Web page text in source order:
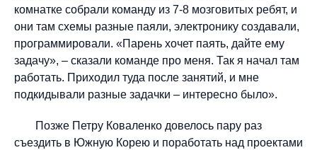
комнатке собрали команду из 7-8 мозговитых ребят, и
они там схемы разные паяли, электронику создавали,
программировали. «Парень хочет паять, дайте ему
задачу», – сказали команде про меня. Так я начал там
работать. Приходил туда после занятий, и мне
подкидывали разные задачки – интересно было».
Позже Петру Коваленко довелось пару раз
съездить в Южную Корею и поработать над проектами